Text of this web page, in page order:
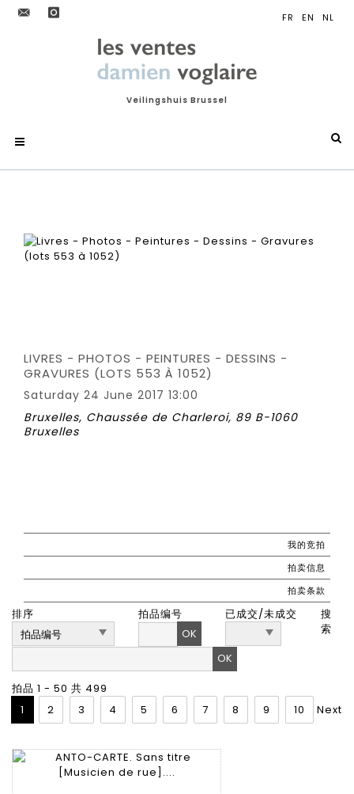
Veilingshuis Brussel
LIVRES - PHOTOS - PEINTURES - DESSINS -
GRAVURES (LOTS 553 À 1052)
Saturday 24 June 2017 13:00
Bruxelles, Chaussée de Charleroi, 89 B-1060
Bruxelles
我的竞拍
拍卖信息
拍卖条款
排序
拍品编号
OK
已成交/未成交
搜
索
拍品 1 - 50 共 499
1
2 3 4 5 6 7 8 9 10 Next